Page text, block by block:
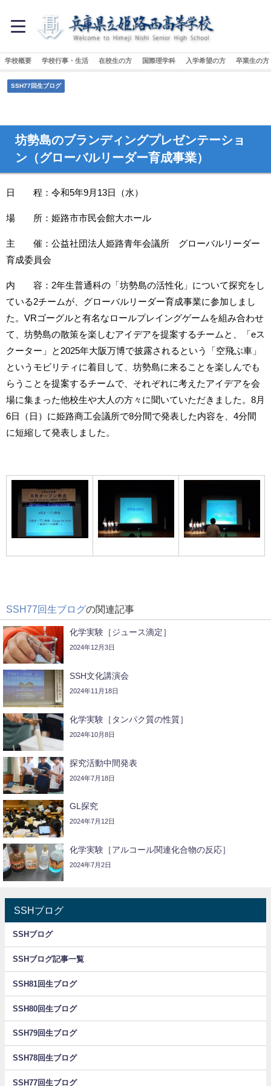
学校概要 学校行事・生活 在校生の方 国際理学科 入学希望の方 卒業生の方
SSH77回生ブログ
坊勢島のブランディングプレゼンテーショ
ン（グローバルリーダー育成事業）
日 程：令和5年9月13日（水）
場 所：姫路市市民会館大ホール
主 催：公益社団法人姫路青年会議所 グローバルリーダー
育成委員会
内 容：2年生普通科の「坊勢島の活性化」について探究をし
ている2チームが、グローバルリーダー育成事業に参加しまし
た。VRゴーグルと有名なロールプレイングゲームを組み合わせ
て、坊勢島の散策を楽しむアイデアを提案するチームと、「eス
クーター」と2025年大阪万博で披露されるという「空飛ぶ車」
というモビリティに着目して、坊勢島に来ることを楽しんでも
らうことを提案するチームで、それぞれに考えたアイデアを会
場に集まった他校生や大人の方々に聞いていただきました。8月
6日（日）に姫路商工会議所で8分間で発表した内容を、4分間
に短縮して発表しました。
SSH77回生ブログの関連記事
化学実験［ジュース滴定］
2024年12月3日
SSH文化講演会
2024年11月18日
化学実験［タンパク質の性質］
2024年10月8日
探究活動中間発表
2024年7月18日
GL探究
2024年7月12日
化学実験［アルコール関連化合物の反応］
2024年7月2日
SSHブログ
SSHブログ
SSHブログ記事一覧
SSH81回生ブログ
SSH80回生ブログ
SSH79回生ブログ
SSH78回生ブログ
SSH77回生ブログ